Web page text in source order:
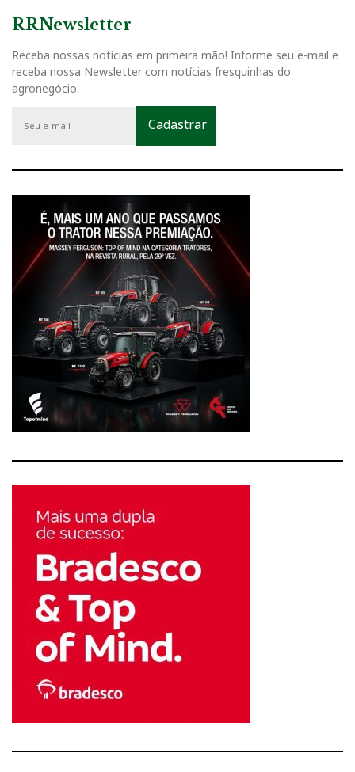
RRNewsletter
Receba nossas notícias em primeira mão! Informe seu e-mail e
receba nossa Newsletter com notícias fresquinhas do
agronegócio.